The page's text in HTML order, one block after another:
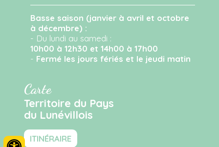
Basse saison (janvier à avril et octobre
à décembre) :
- Du lundi au samedi :
10h00 à 12h30 et 14h00 à 17h00
- Fermé les jours fériés et le jeudi matin
Carte
Territoire du Pays
du Lunévillois
ITINÉRAIRE